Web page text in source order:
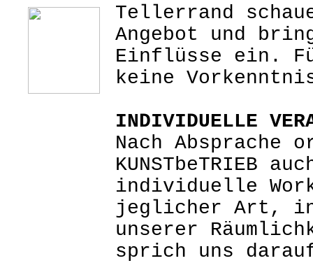
Tellerrand
Angebot und
Einflüsse ein.
keine
INDIVIDUELLE
Nach Absprache
KUNSTbeTRIEB
individuelle
jeglicher Art,
unserer
sprich uns